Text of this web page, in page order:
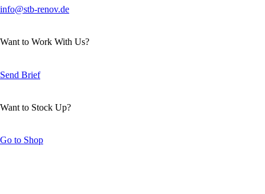
info@stb-renov.de
Want to Work With Us?
Send Brief
Want to Stock Up?
Go to Shop